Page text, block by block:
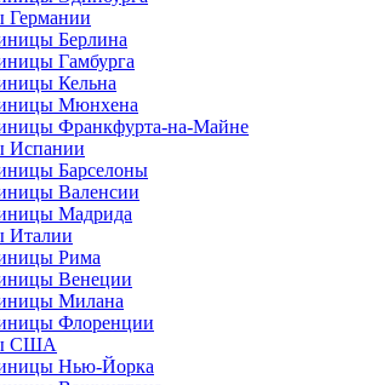
Германии
Берлина
Гамбурга
Кельна
Мюнхена
Франкфурта-на-Майне
Испании
Барселоны
Валенсии
Мадрида
Италии
Рима
Венеции
Милана
Флоренции
США
Нью-Йорка